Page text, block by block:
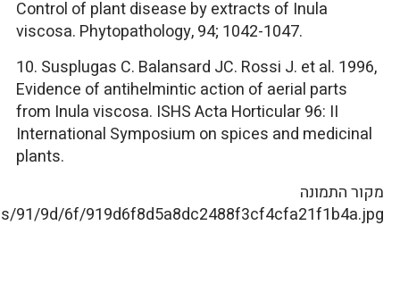
Control of plant disease by extracts of Inula
viscosa. Phytopathology, 94; 1042-1047.
10. Susplugas C. Balansard JC. Rossi J. et al. 1996,
Evidence of antihelmintic action of aerial parts
from Inula viscosa. ISHS Acta Horticular 96: II
International Symposium on spices and medicinal
plants.
מקור התמונה
91/9d/6f/919d6f8d5a8dc2488f3cf4cfa21f1b4a.jpg